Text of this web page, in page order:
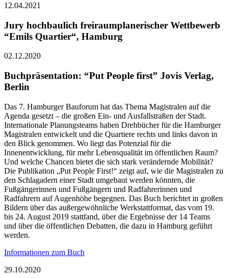
12.04.2021
Jury hochbaulich freiraumplanerischer Wettbewerb
“Emils Quartier“, Hamburg
02.12.2020
Buchpräsentation: “Put People first” Jovis Verlag,
Berlin
Das 7. Hamburger Bauforum hat das Thema Magistralen auf die
Agenda gesetzt – die großen Ein- und Ausfallstraßen der Stadt.
Internationale Planungsteams haben Drehbücher für die Hamburger
Magistralen entwickelt und die Quartiere rechts und links davon in
den Blick genommen. Wo liegt das Potenzial für die
Innenentwicklung, für mehr Lebensqualität im öffentlichen Raum?
Und welche Chancen bietet die sich stark verändernde Mobilität?
Die Publikation „Put People First!“ zeigt auf, wie die Magistralen zu
den Schlagadern einer Stadt umgebaut werden könnten, die
Fußgängerinnen und Fußgängern und Radfahrerinnen und
Radfahrern auf Augenhöhe begegnen. Das Buch berichtet in großen
Bildern über das außergewöhnliche Werkstattformat, das vom 19.
bis 24. August 2019 stattfand, über die Ergebnisse der 14 Teams
und über die öffentlichen Debatten, die dazu in Hamburg geführt
werden.
Informationen zum Buch
29.10.2020